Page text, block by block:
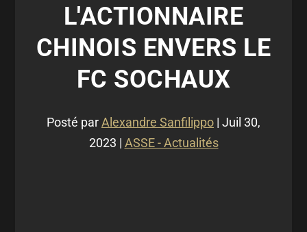
L'ACTIONNAIRE
CHINOIS ENVERS LE
FC SOCHAUX
Posté parAlexandre Sanfilippo | Juil 30,
2023 | ASSE - Actualités